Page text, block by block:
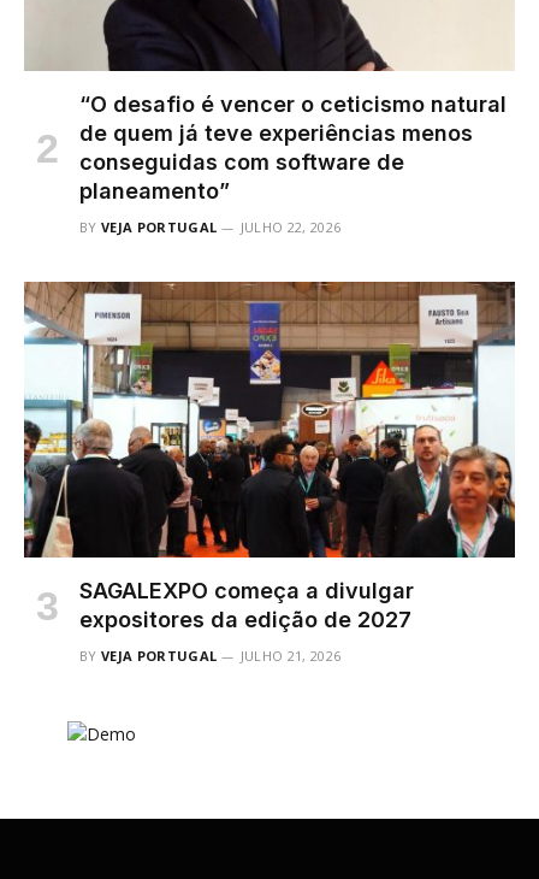
“O desafio é vencer o ceticismo natural
de quem já teve experiências menos
conseguidas com software de
planeamento”
BY VEJA PORTUGAL JULHO 22, 2026
SAGALEXPO começa a divulgar
expositores da edição de 2027
BY VEJA PORTUGAL JULHO 21, 2026